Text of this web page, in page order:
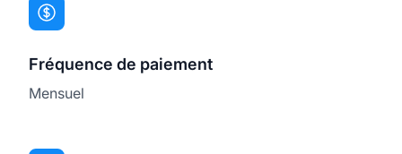
Fréquence de paiement
Mensuel